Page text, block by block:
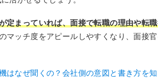
定まっていれば、面接で転職の理由や転
マッチ度をアピールしやすくなり、面接
はなぜ聞くの？会社側の意図と書き方を知